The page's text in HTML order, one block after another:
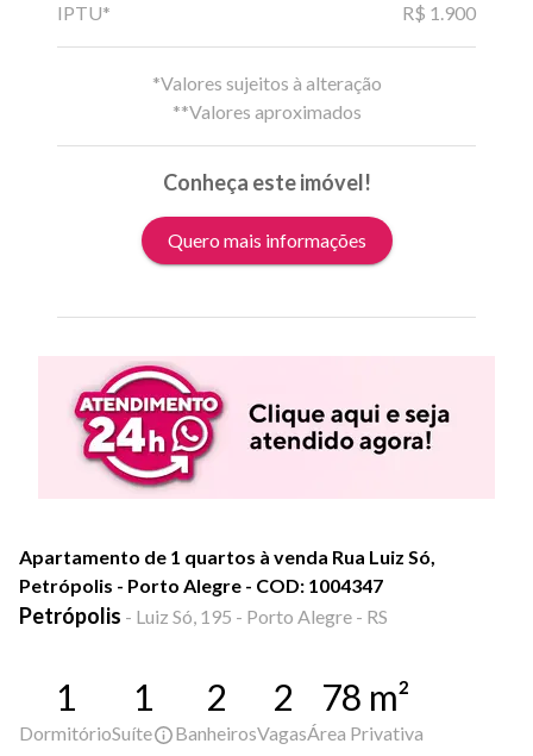
IPTU*
R$ 1.900
*Valores sujeitos à alteração
**Valores aproximados
Conheça este imóvel!
Quero mais informações
Apartamento de 1 quartos à venda Rua Luiz Só,
Petrópolis - Porto Alegre - COD: 1004347
Petrópolis - Luiz Só, 195 - Porto Alegre - RS
1
Dormitório
1
Suíte
2
Banheiros
2
Vagas
78 m²
Área Privativa